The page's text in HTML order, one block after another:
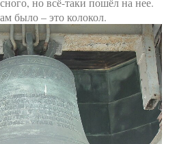
было – это колокол.